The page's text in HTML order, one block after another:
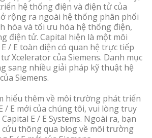
hệ thống điện và điện tử của
rộng ra ngoài hệ thống phân phối
hóa và tối ưu hóa hệ thống điện,
điện tử. Capital hiện là một môi
/ E toàn diện có quan hệ trực tiếp
Xcelerator của Siemens. Danh mục
sang nhiều giải pháp kỹ thuật hệ
Siemens.
hiểu thêm về môi trường phát triển
/ E mới của chúng tôi, vui lòng truy
E / E Systems. Ngoài ra, bạn
cứu thông qua blog về môi trường